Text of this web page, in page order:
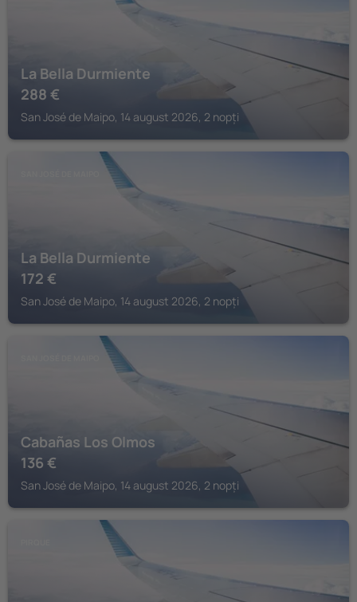
La Bella Durmiente
288 €
San José de Maipo, 14 august 2026, 2 nopți
La Bella Durmiente
172 €
San José de Maipo, 14 august 2026, 2 nopți
Cabañas Los Olmos
136 €
San José de Maipo, 14 august 2026, 2 nopți